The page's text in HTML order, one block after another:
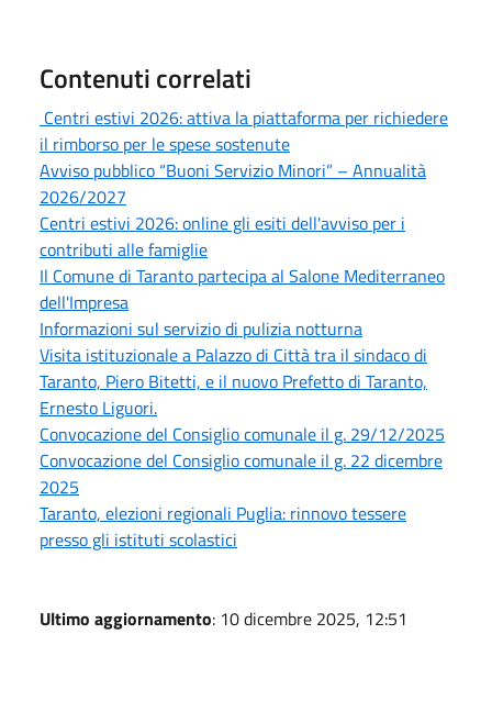
Contenuti correlati
Centri estivi 2026: attiva la piattaforma per richiedere
il rimborso per le spese sostenute
Avviso pubblico “Buoni Servizio Minori” – Annualità
2026/2027
Centri estivi 2026: online gli esiti dell'avviso per i
contributi alle famiglie
Il Comune di Taranto partecipa al Salone Mediterraneo
dell'Impresa
Informazioni sul servizio di pulizia notturna
Visita istituzionale a Palazzo di Città tra il sindaco di
Taranto, Piero Bitetti, e il nuovo Prefetto di Taranto,
Ernesto Liguori.
Convocazione del Consiglio comunale il g. 29/12/2025
Convocazione del Consiglio comunale il g. 22 dicembre
2025
Taranto, elezioni regionali Puglia: rinnovo tessere
presso gli istituti scolastici
Ultimo aggiornamento: 10 dicembre 2025, 12:51